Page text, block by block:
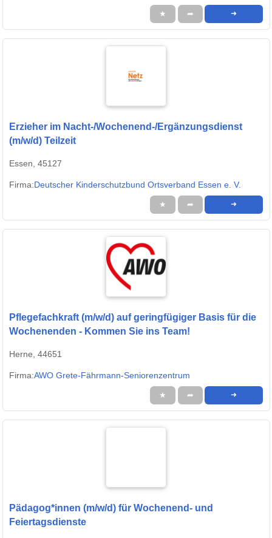
★ ➦ ➜
Erzieher im Nacht-/Wochenend-/Ergänzungsdienst
(m/w/d) Teilzeit
Essen, 45127
Firma:Deutscher Kinderschutzbund Ortsverband Essen e. V.
★ ➦ ➜
Pflegefachkraft (m/w/d) auf geringfügiger Basis für die
Wochenenden - Kommen Sie ins Team!
Herne, 44651
Firma:AWO Grete-Fährmann-Seniorenzentrum
★ ➦ ➜
Pädagog*innen (m/w/d) für Wochenend- und
Feiertagsdienste